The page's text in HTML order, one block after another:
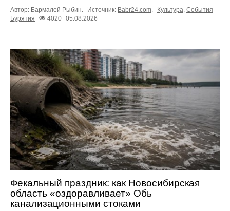
Автор: Бармалей Рыбин. Источник: Babr24.com. Культура, События
Бурятия
4020 05.08.2026
Фекальный праздник: как Новосибирская
область «оздоравливает» Обь
канализационными стоками